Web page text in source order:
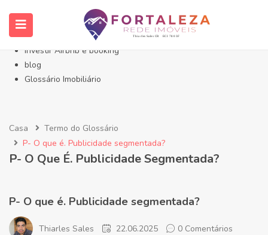
Início- Imóveis Fortaleza Eusébio
Imóveis em Fortaleza
Imóveis no Eusébio
Investir Airbnb e booking
blog
Glossário Imobiliário
Casa
Termo do Glossário
P- O que é. Publicidade segmentada?
P- O Que É. Publicidade Segmentada?
P- O que é. Publicidade segmentada?
Thiarles Sales 22.06.2025 0 Comentários